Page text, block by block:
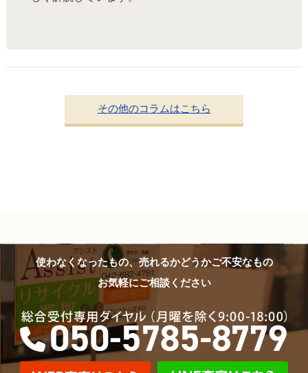
その他のコラムはこちら
使わなくなったもの、売れるかどうかご不安なもの
お気軽にご相談ください